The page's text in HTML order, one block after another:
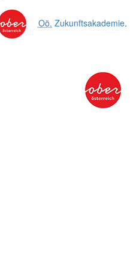
Oö. Zukunftsakademie.